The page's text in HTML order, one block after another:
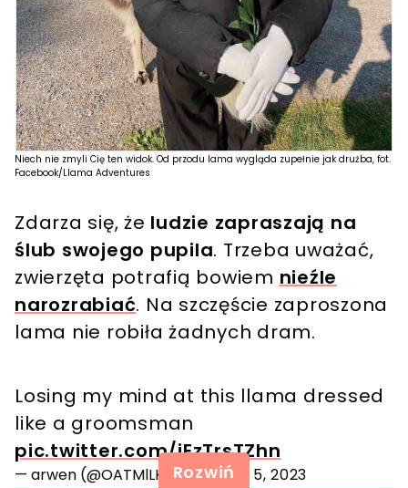
Niech nie zmyli Cię ten widok. Od przodu lama wygląda zupełnie jak drużba, fot.
Facebook/Llama Adventures
Zdarza się, że ludzie zapraszają na
ślub swojego pupila. Trzeba uważać,
zwierzęta potrafią bowiem nieźle
narozrabiać. Na szczęście zaproszona
lama nie robiła żadnych dram.
Losing my mind at this llama dressed
like a groomsman
pic.twitter.com/iEzTrsTZhn
— arwen (@OATMlLKLATTE)July 5, 2023
Rozwiń